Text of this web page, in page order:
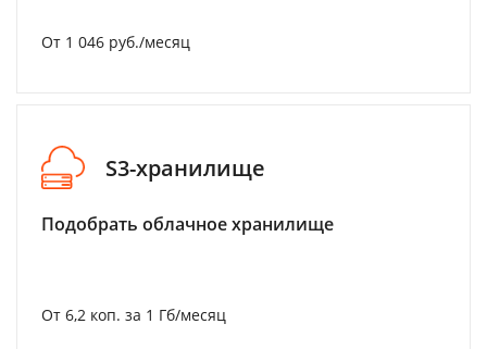
От 1 046 руб./месяц
S3-хранилище
Подобрать облачное хранилище
От 6,2 коп. за 1 Гб/месяц